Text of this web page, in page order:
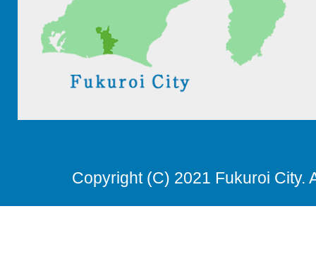
Copyright (C) 2021 Fukuroi City.